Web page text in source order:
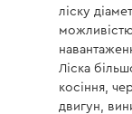
ліску
можливістю
Ліска
косіння,
двигун,